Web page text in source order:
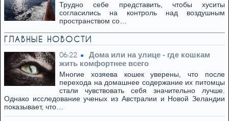
Трудно себе представить, чтобы хуситы
согласились на контроль над воздушным
пространством со…
ГЛАВНЫЕ НОВОСТИ
06:22
Дома или на улице - где кошкам
жить комфортнее всего
Многие хозяева кошек уверены, что после
перехода на домашнее содержание их питомцы
стали чувствовать себя значительно лучше.
Однако исследование ученых из Австралии и Новой Зеландии
показывает, что…